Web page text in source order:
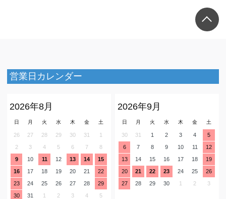
営業日カレンダー
2026年8月
日 月 火 水 木 金 土
26 27 28 29 30 31
1
2
3 4 5 6 7
8
9
10 11 12 13 14
15
16
17 18 19 20 21
22
23
24 25 26 27 28
29
30
31 1 2 3 4 5
2026年9月
日 月 火 水 木 金 土
30 31 1 2 3 4
5
6
7 8 9 10 11
12
13
14 15 16 17 18
19
20
21 22 23 24 25
26
27
28 29 30 1 2 3